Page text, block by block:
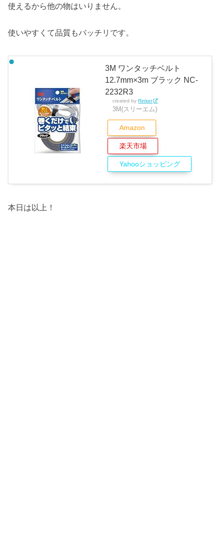
使えるから他の物はいりません。
使いやすくて品質もバッチリです。
3M ワンタッチベルト
12.7mm×3m ブラック NC-
2232R3
created byRinker
3M(スリーエム)
Amazon
楽天市場
Yahooショッピング
本日は以上！